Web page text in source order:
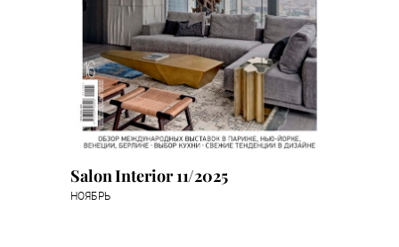
Salon Interior 11/2025
НОЯБРЬ